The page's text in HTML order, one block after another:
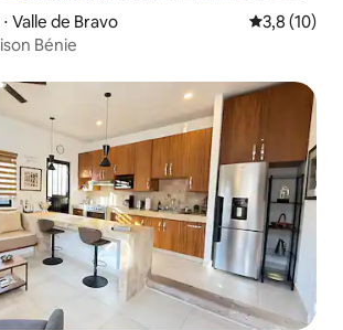
Valle de Bravo Évaluation
3,8 (10)
Bénie